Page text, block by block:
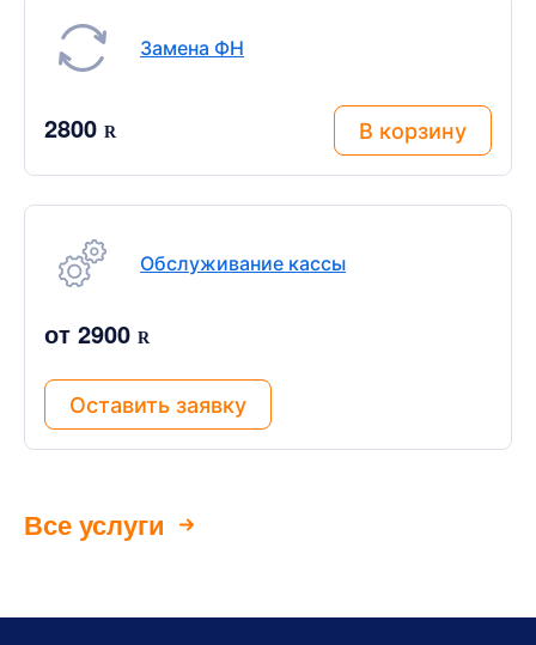
Замена ФН
2800 R В корзину
Обслуживание кассы
от 2900 R
Оставить заявку
Все услуги